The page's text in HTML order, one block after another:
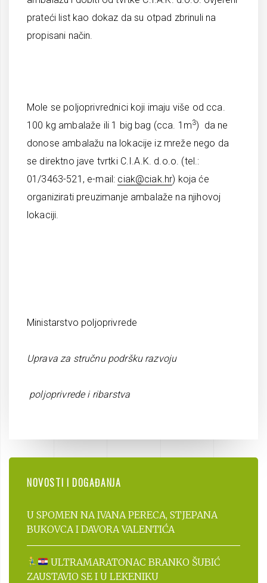
prateći list kao dokaz da su otpad zbrinuli na
propisani način.
Mole se poljoprivrednici koji imaju više od cca.
100 kg ambalaže ili 1 big bag (cca. 1m3) da ne
donose ambalažu na lokacije iz mreže nego da
se direktno jave tvrtki C.I.A.K. d.o.o. (tel.:
01/3463-521, e-mail: ciak@ciak.hr) koja će
organizirati preuzimanje ambalaže na njihovoj
lokaciji.
Ministarstvo poljoprivrede
Uprava za stručnu podršku razvoju
poljoprivrede i ribarstva
NOVOSTI I DOGAĐANJA
U SPOMEN NA IVANA PERECA, STJEPANA
BUKOVCA I DAVORA VALENTIĆA
ULTRAMARATONAC BRANKO ŠUBIĆ
ZAUSTAVIO SE I U LEKENIKU